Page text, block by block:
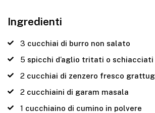
Ingredienti
3 cucchiai di burro non salato
5 spicchi d’aglio tritati o schiacciati
2 cucchiai di zenzero fresco
2 cucchiaini di garam masala
1 cucchiaino di cumino in polvere